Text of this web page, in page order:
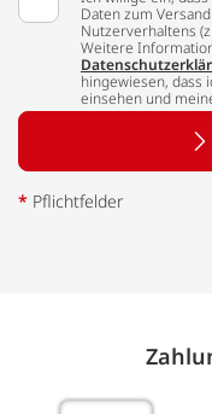
Daten zum
Nutzerverhaltens
Weitere
hingewiesen, dass
einsehen und
* Pflichtfelder